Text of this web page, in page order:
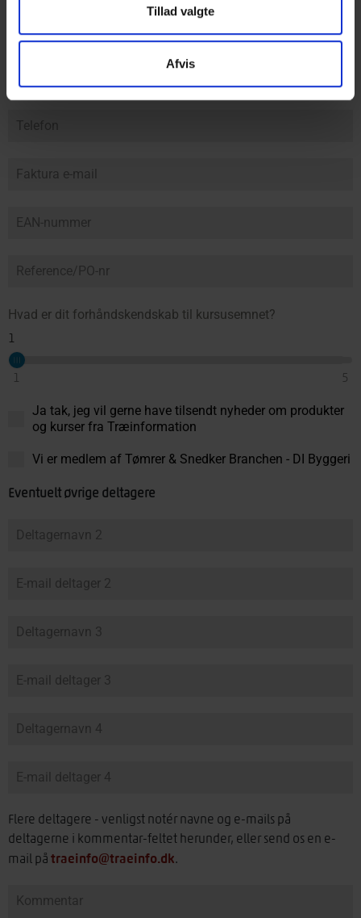
Tillad valgte
Afvis
Hvad er dit forhåndskendskab til kursusemnet?
1 5
1
Ja tak, jeg vil gerne have tilsendt nyheder om produkter
og kurser fra Træinformation
Vi er medlem af Tømrer & Snedker Branchen - DI Byggeri
Eventuelt øvrige deltagere
Flere deltagere - venligst notér navne og e-mails på
deltagerne i kommentar-feltet herunder, eller send os en e-
mail på traeinfo@traeinfo.dk.